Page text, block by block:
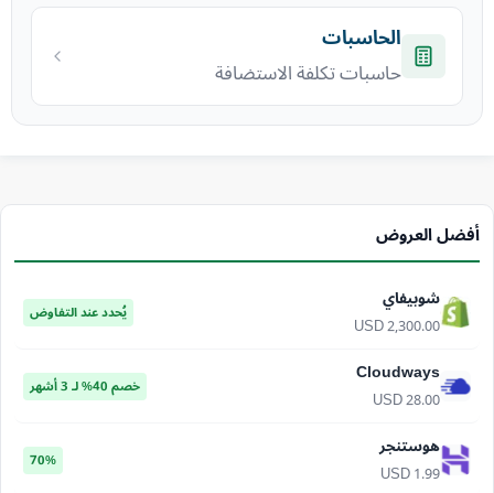
الحاسبات
حاسبات تكلفة الاستضافة
أفضل العروض
شوبيفاي
USD 2,300.00
يُحدد عند التفاوض
Cloudways
USD 28.00
خصم 40% لـ 3 أشهر
هوستنجر
USD 1.99
70%